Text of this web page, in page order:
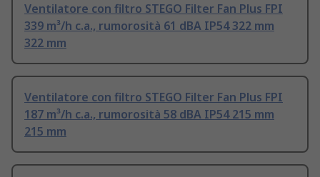
Ventilatore con filtro STEGO Filter Fan Plus FPI
339 m³/h c.a., rumorosità 61 dBA IP54 322 mm
322 mm
Ventilatore con filtro STEGO Filter Fan Plus FPI
187 m³/h c.a., rumorosità 58 dBA IP54 215 mm
215 mm